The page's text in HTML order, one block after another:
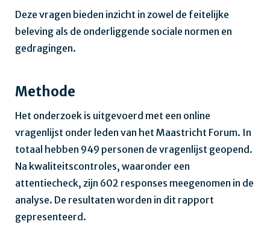
Deze vragen bieden inzicht in zowel de feitelijke
beleving als de onderliggende sociale normen en
gedragingen.
Methode
Het onderzoek is uitgevoerd met een online
vragenlijst onder leden van het Maastricht Forum. In
totaal hebben 949 personen de vragenlijst geopend.
Na kwaliteitscontroles, waaronder een
attentiecheck, zijn 602 responses meegenomen in de
analyse. De resultaten worden in dit rapport
gepresenteerd.